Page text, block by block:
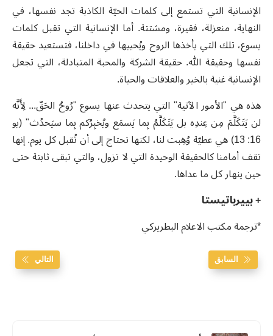
الإنسانية التي تستمع إلى كلمات الحيّة الكاذبة تجد نفسها، في
النهاية، منعزلة، فقيرة، ومشتتة. أما الإنسانية التي تقبل كلمات
يسوع، تلك التي يأخذها الروح ويُحييها في داخلنا، فتستعيد حقيقة
نفسها وحقيقة الله. حقيقة الشركة والمحبة المتبادلة، التي تجعل
الإنسانية غنية بالخير والعلاقات والحياة.
هذه هي "الأمور الآتية" التي يتحدث عنها يسوع "رُوحُ الحَقّ... لِأَنَّه
لن يَتَكَلَّمَ مِن عِندِه بل يَتَكَلَّمُ بِما يَسمَع ويُخبِرُكم بِما سيَحدُث" (يو
16: 13) هي عطيّة وُهِبت لنا، لكنها تحتاج إلى أن تُقبل كل يوم. إنها
تقف أمامنا كالحقيقة الوحيدة التي لا تزول، والتي تبقى ثابتة حتى
حين ينهار كل ما عداها.
+ بييرباتيستا
*ترجمة مكتب الاعلام البطريركي
السابق التالي